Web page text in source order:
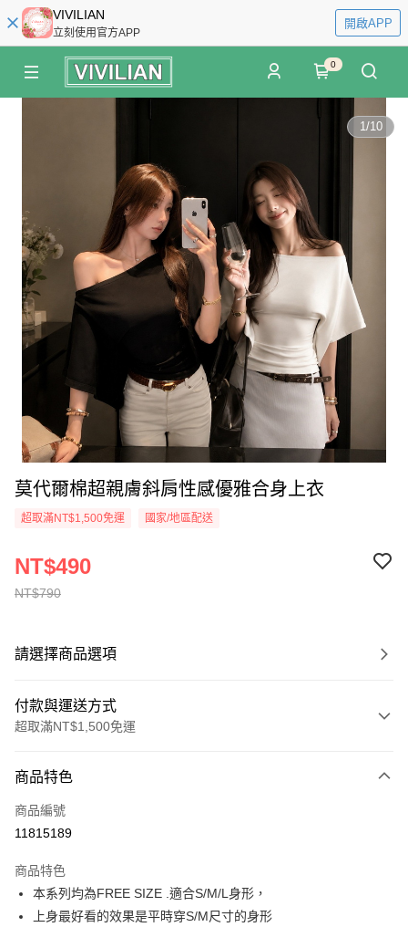
VIVILIAN
立刻使用官方APP
開啟APP
0
1/10
莫代爾棉超親膚斜肩性感優雅合身上衣
超取滿NT$1,500免運 國家/地區配送
NT$790
NT$490
請選擇商品選項
付款與運送方式
超取滿NT$1,500免運
信用卡一次付款
信用卡分期付款
合作金庫商業銀行
華南商業銀行
彰化商業銀行
上海商業儲蓄銀行
台北富邦商業銀行
超商取貨付款
LINE Pay
商品特色
商品編號
11815189
商品特色
本系列均為FREE SIZE .適合S/M/L身形，
上身最好看的效果是平時穿S/M尺寸的身形